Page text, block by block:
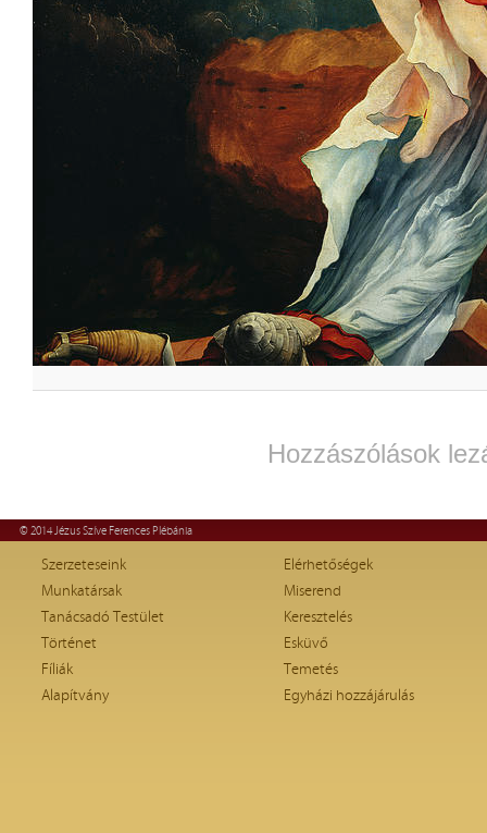
Hozzászólások
© 2014 Jézus Szíve Ferences Plébánia
Szerzeteseink
Munkatársak
Tanácsadó Testület
Történet
Fíliák
Alapítvány
Elérhetőségek
Miserend
Keresztelés
Esküvő
Temetés
Egyházi hozzájárulás